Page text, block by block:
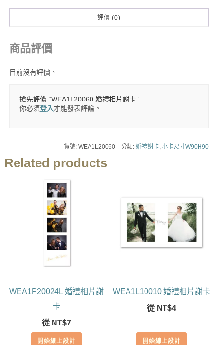
評價 (0)
商品評價
目前沒有評價。
搶先評價 “WEA1L20060 婚禮相片謝卡”
你必須登入才能發表評論。
貨號:WEA1L20060 分類:婚禮謝卡 ,小卡尺寸W90H90
Related products
WEA1P20024L 婚禮相片謝
卡
從 NT$7
開始線上設計
WEA1L10010 婚禮相片謝卡
從 NT$4
開始線上設計